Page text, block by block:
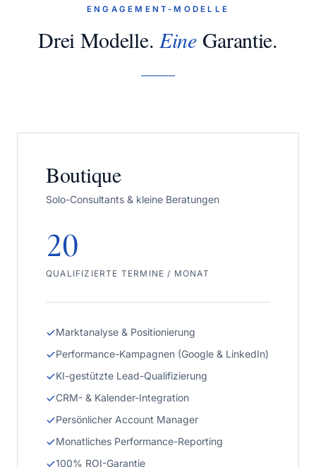
ENGAGEMENT-MODELLE
Drei Modelle. EineGarantie.
Boutique
Solo-Consultants & kleine Beratungen
20
QUALIFIZIERTE TERMINE / MONAT
Marktanalyse & Positionierung
Performance-Kampagnen (Google & LinkedIn)
KI-gestützte Lead-Qualifizierung
CRM- & Kalender-Integration
Persönlicher Account Manager
Monatliches Performance-Reporting
100% ROI-Garantie